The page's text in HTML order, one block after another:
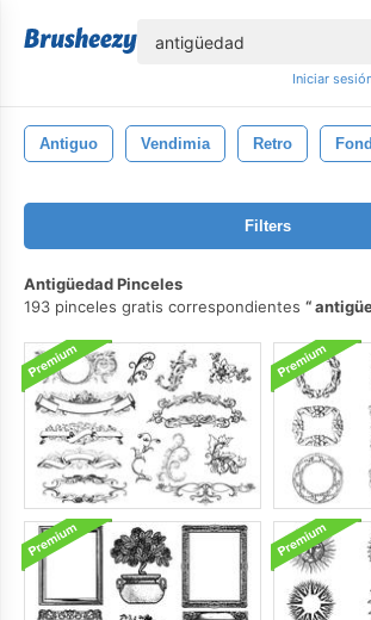
Iniciar
Antiguo Vendimia Retro
Filters
Antigüedad Pinceles
193 pinceles gratis correspondientes